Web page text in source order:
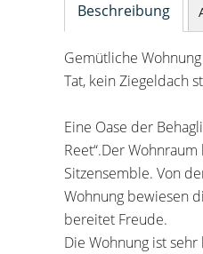
Beschreibung
Gemütliche
Tat, kein Ziegeldach
Eine Oase der
Reet“.Der
Sitzensemble. Von
Wohnung bewiesen
bereitet Freude.
Die Wohnung ist